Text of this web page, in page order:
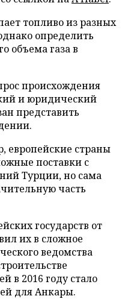
топливо из разных
определить
объема газа в
происхождения
и юридический
представить
европейские страны
поставки с
Турции, но сама
часть
государств от
их в сложное
ведомства
в 2016 году стало
для Анкары.